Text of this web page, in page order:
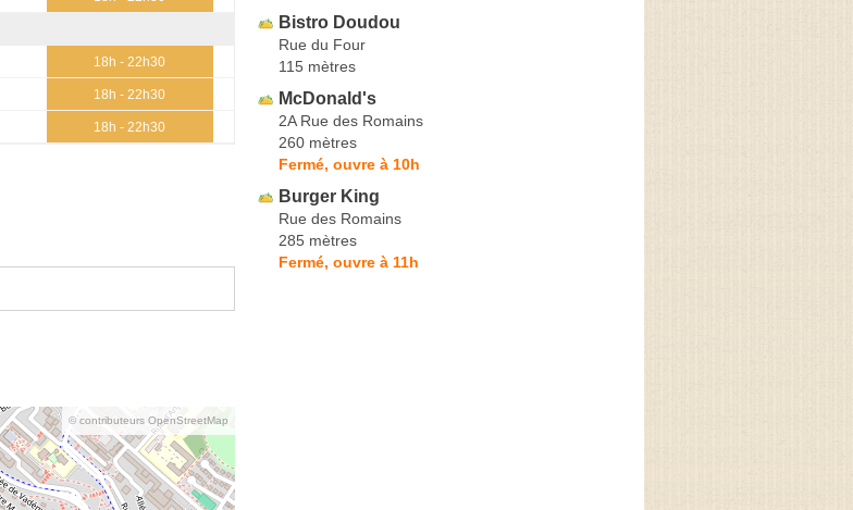
18h - 22h30
18h - 22h30
18h - 22h30
© contributeurs OpenStreetMap
Bistro Doudou
Rue du Four
115 mètres
McDonald's
2A Rue des Romains
260 mètres
Fermé, ouvre à 10h
Burger King
Rue des Romains
285 mètres
Fermé, ouvre à 11h